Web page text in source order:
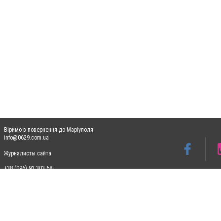
Віримо в повернення до Маріуполя
info@0629.com.ua
Журналисты сайта
+38 (096) 91 303 68